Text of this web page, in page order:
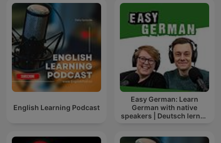
English Learning Podcast
Easy German: Learn
German with native
speakers | Deutsch lernen